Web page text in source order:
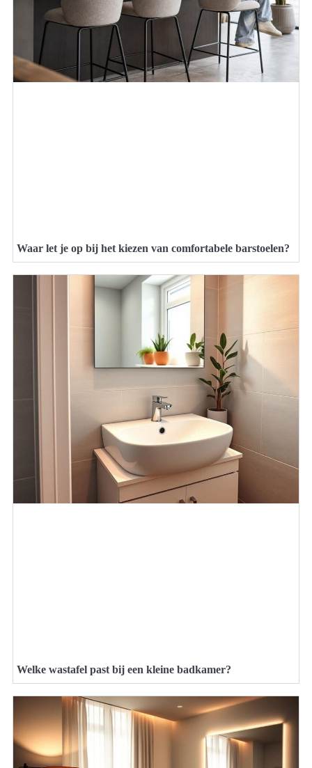
Waar let je op bij het kiezen van comfortabele barstoelen?
Welke wastafel past bij een kleine badkamer?